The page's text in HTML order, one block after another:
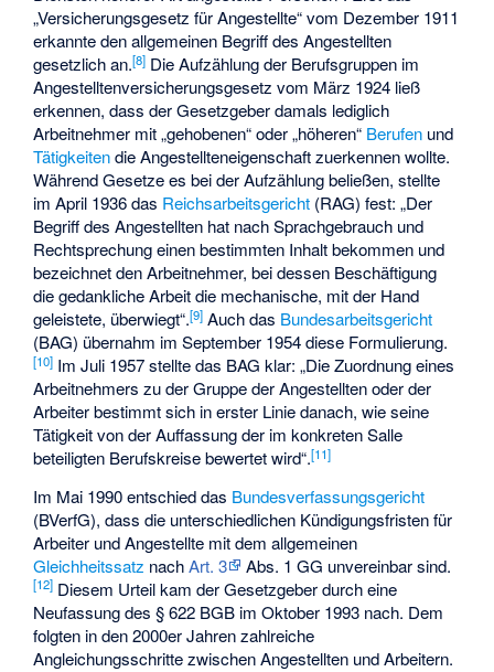
„Versicherungsgesetz für Angestellte“ vom Dezember 1911
erkannte den allgemeinen Begriff des Angestellten
gesetzlich an.[8] Die Aufzählung der Berufsgruppen im
Angestelltenversicherungsgesetz vom März 1924 ließ
erkennen, dass der Gesetzgeber damals lediglich
Arbeitnehmer mit „gehobenen“ oder „höheren“ Berufen und
Tätigkeitendie Angestellteneigenschaft zuerkennen wollte.
Während Gesetze es bei der Aufzählung beließen, stellte
im April 1936 das Reichsarbeitsgericht (RAG) fest: „Der
Begriff des Angestellten hat nach Sprachgebrauch und
Rechtsprechung einen bestimmten Inhalt bekommen und
bezeichnet den Arbeitnehmer, bei dessen Beschäftigung
die gedankliche Arbeit die mechanische, mit der Hand
geleistete, überwiegt“.[9] Auch das Bundesarbeitsgericht
(BAG) übernahm im September 1954 diese Formulierung.
[10] Im Juli 1957 stellte das BAG klar: „Die Zuordnung eines
Arbeitnehmers zu der Gruppe der Angestellten oder der
Arbeiter bestimmt sich in erster Linie danach, wie seine
Tätigkeit von der Auffassung der im konkreten Salle
beteiligten Berufskreise bewertet wird“.[11]
Im Mai 1990 entschied das Bundesverfassungsgericht
(BVerfG), dass die unterschiedlichen Kündigungsfristen für
Arbeiter und Angestellte mit dem allgemeinen
Gleichheitssatz nachArt. 3 Abs. 1 GG unvereinbar sind.
[12] Diesem Urteil kam der Gesetzgeber durch eine
Neufassung des § 622 BGB im Oktober 1993 nach. Dem
folgten in den 2000er Jahren zahlreiche
Angleichungsschritte zwischen Angestellten und Arbeitern.